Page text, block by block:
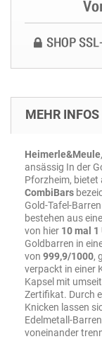
MEHR INFOS
Heimerle&Meule
ansässig In der
Pforzheim, bietet
CombiBars
Gold-Tafel-
bestehen aus
von hier 10 mal 1
Goldbarren in
von 999,9/1000,
verpackt in einer
Kapsel mit
Zertifikat. Durch
Knicken lassen
Edelmetall-Barren
voneinander